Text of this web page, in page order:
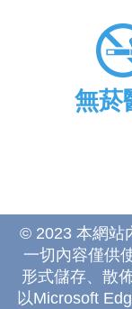
無菸
© 2023 本網站
一切內容僅供
形式儲存、散
以Microsoft